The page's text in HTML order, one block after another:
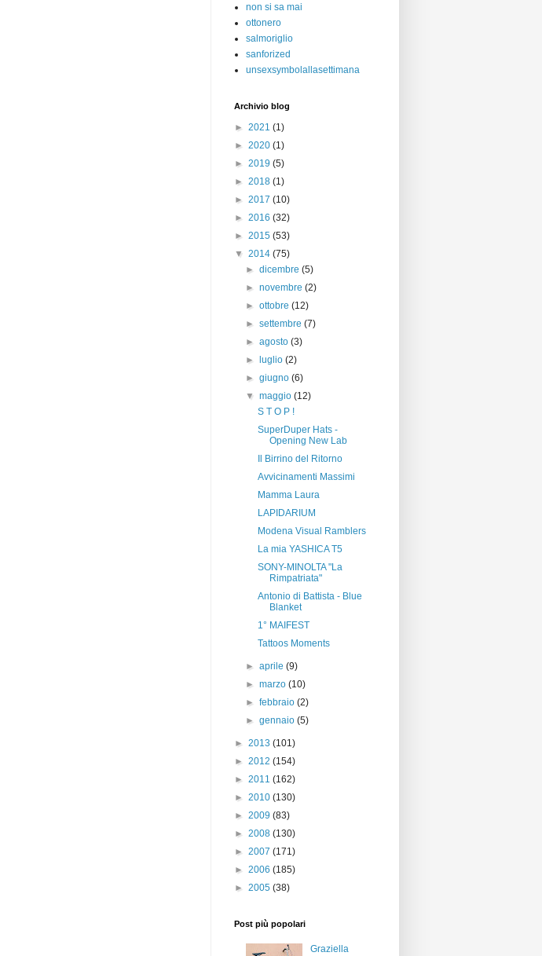
non si sa mai
ottonero
salmoriglio
sanforized
unsexsymbolallasettimana
Archivio blog
► 2021 (1)
► 2020 (1)
► 2019 (5)
► 2018 (1)
► 2017 (10)
► 2016 (32)
► 2015 (53)
▼ 2014 (75)
►dicembre(5)
►novembre(2)
►ottobre(12)
►settembre(7)
►agosto(3)
►
luglio(2)
►giugno(6)
▼maggio(12)
S T O P !
SuperDuper Hats -
Opening New Lab
Il Birrino del Ritorno
Avvicinamenti Massimi
Mamma Laura
LAPIDARIUM
Modena Visual Ramblers
La mia YASHICA T5
SONY-MINOLTA "La
Rimpatriata"
Antonio di Battista - Blue
Blanket
1° MAIFEST
Tattoos Moments
►aprile(9)
►marzo(10)
►febbraio(2)
►gennaio(5)
► 2013 (101)
► 2012 (154)
► 2011 (162)
► 2010 (130)
► 2009 (83)
► 2008 (130)
► 2007 (171)
► 2006 (185)
► 2005 (38)
Post più popolari
Graziella